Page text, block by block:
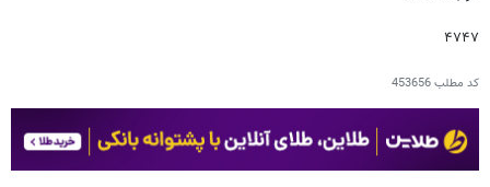
۴۷۴۷
کد مطلب453656